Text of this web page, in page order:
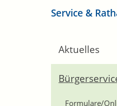
Service &
Aktuelles
Formulare/